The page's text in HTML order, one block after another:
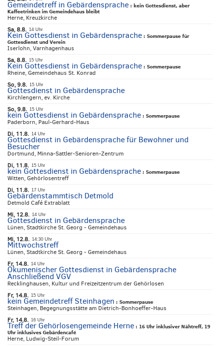
Gemeindetreff in Gebärdensprache : kein Gottesdienst, aber
Kaffeetrinken im Gemeindehaus bleibt
Herne, Kreuzkirche
Sa, 8.8. 14 Uhr
Kein Gottesdienst in Gebärdensprache : Sommerpause für
Gottesdienst und Verein
Iserlohn, Varnhagenhaus
Sa, 8.8. 15 Uhr
Kein Gottesdienst in Gebärdensprache : Sommerpause
Rheine, Gemeindehaus St. Konrad
So, 9.8. 15 Uhr
Gottesdienst in Gebärdensprache
Kirchlengern, ev. Kirche
So, 9.8. 15 Uhr
kein Gottesdienst in Gebärdensprache : Sommerpause
Paderborn, Paul-Gerhard-Haus
Di, 11.8. 14 Uhr
Gottesdienst in Gebärdensprache für Bewohner und
Besucher
Dortmund, Minna-Sattler-Senioren-Zentrum
Di, 11.8. 15 Uhr
kein Gottesdienst in Gebärdensprache : Sommerpause
Witten, Gehörlosentreff
Di, 11.8. 17 Uhr
Gebärdenstammtisch Detmold
Detmold Café Extrablatt
Mi, 12.8. 14 Uhr
Gottesdienst in Gebärdensprache
Lünen, Stadtkirche St. Georg - Gemeindehaus
Mi, 12.8. 14:30 Uhr
Mittwochstreff
Lünen, Stadtkirche St. Georg - Gemeindehaus
Fr, 14.8. 14 Uhr
Ökumenischer Gottesdienst in Gebärdensprache
Anschließend VGV
Recklinghausen, Kultur und Freizeitzentrum der Gehörlosen
Fr, 14.8. 15 Uhr
kein Gemeindetreff Steinhagen : Sommerpause
Steinhagen, Begegnungsstätte am Dietrich-Bonhoeffer-Haus
Fr, 14.8. 16 Uhr
Treff der Gehörlosengemeinde Herne : 16 Uhr inklusiver Nähtreff, 19
Uhr inklusives Gebärdencafé
Herne, Ludwig-Steil-Forum